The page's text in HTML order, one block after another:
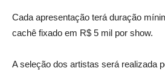
Cada apresentação terá duração
cachê fixado em R$ 5 mil por show.
A seleção dos artistas será realizada